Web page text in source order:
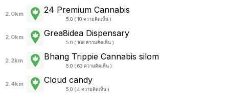
2.0km 24 Premium Cannabis
5.0 ( 10 ความคิดเห็น )
2.0km Grea8idea Dispensary
5.0 ( 166 ความคิดเห็น )
2.2km Bhang Trippie Cannabis silom
5.0 ( 63 ความคิดเห็น )
2.4km Cloud candy
5.0 ( 4 ความคิดเห็น )